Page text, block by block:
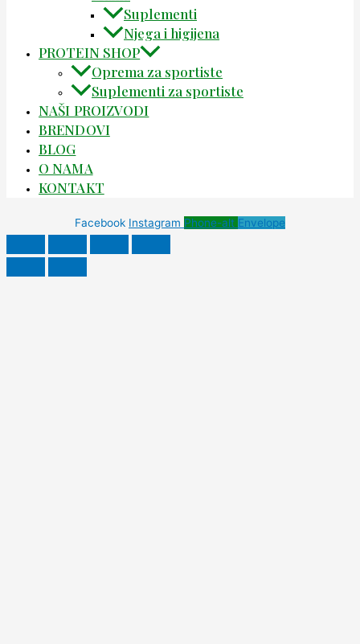
Suplementi
Njega i higijena
PROTEIN SHOP
Oprema za sportiste
Suplementi za sportiste
NAŠI PROIZVODI
BRENDOVI
BLOG
O NAMA
KONTAKT
Facebook Instagram Phone-alt Envelope